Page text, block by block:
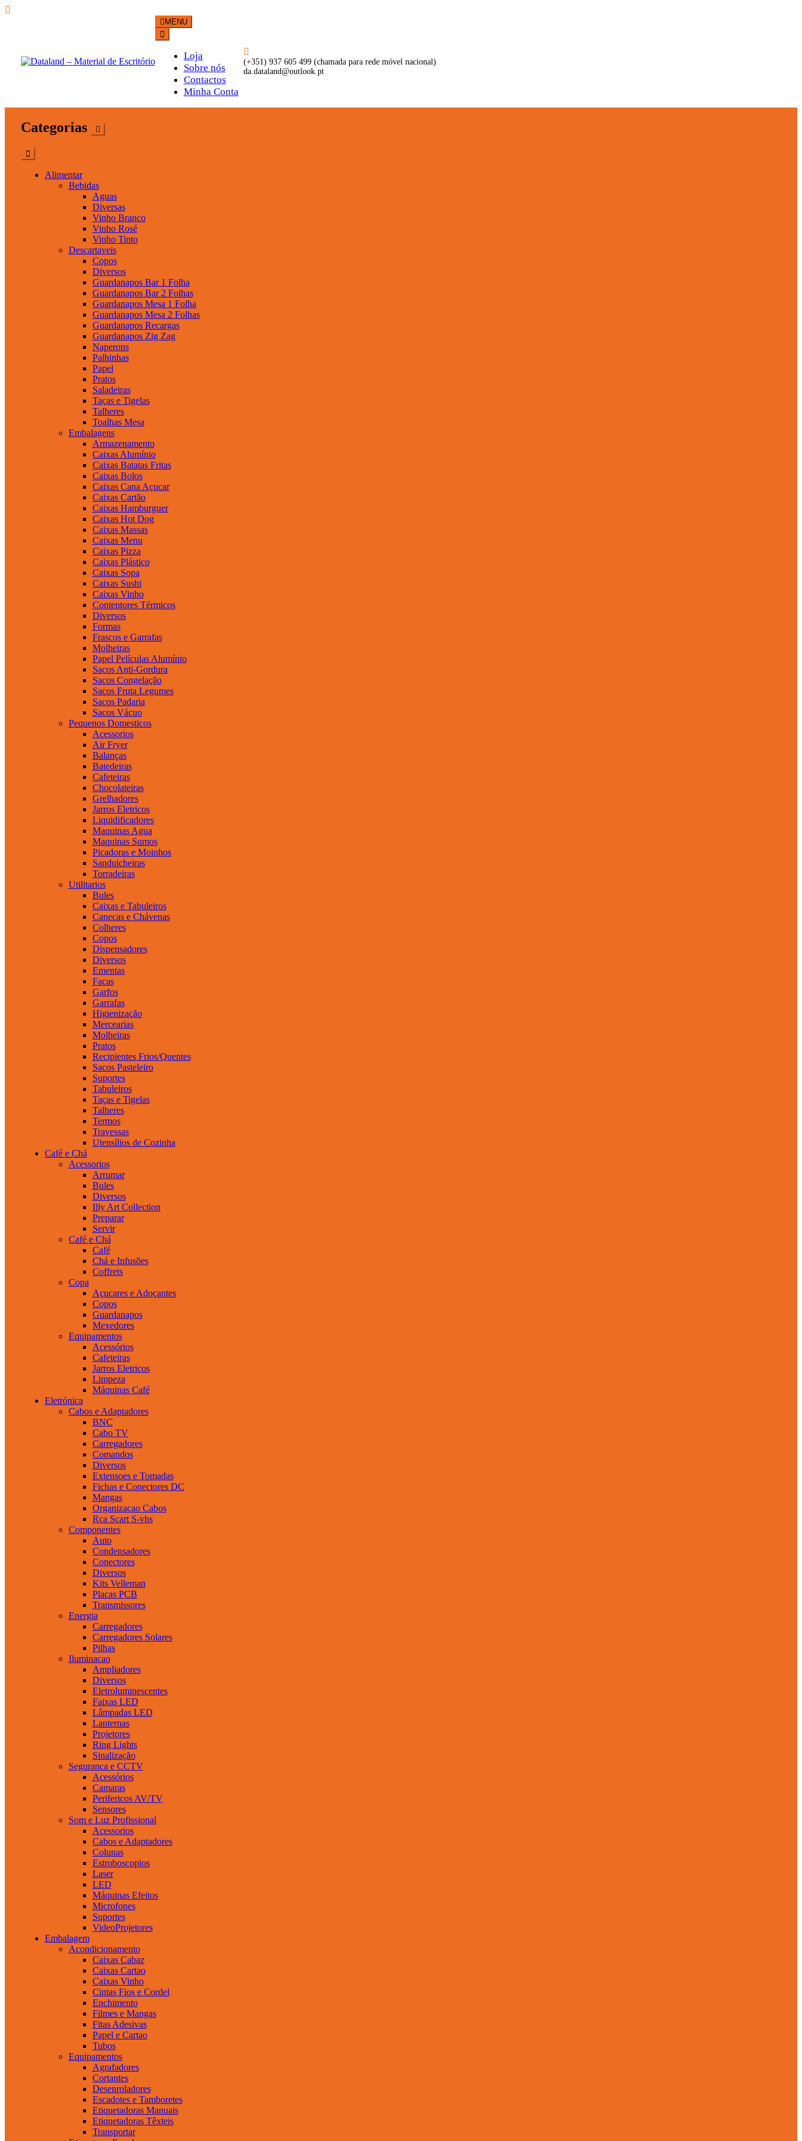
Dataland – Material de Escritório
MENU
Loja
Sobre nós
Contactos
Minha Conta
(+351) 937 605 499 (chamada para rede móvel nacional)
da.dataland@outlook.pt
Categorias
Alimentar
Bebidas
Aguas
Diversas
Vinho Branco
Vinho Rosé
Vinho Tinto
Descartaveis
Copos
Diversos
Guardanapos Bar 1 Folha
Guardanapos Bar 2 Folhas
Guardanapos Mesa 1 Folha
Guardanapos Mesa 2 Folhas
Guardanapos Recargas
Guardanapos Zig Zag
Naperons
Palhinhas
Papel
Pratos
Saladeiras
Taças e Tigelas
Talheres
Toalhas Mesa
Embalagens
Armazenamento
Caixas Alumínio
Caixas Batatas Fritas
Caixas Bolos
Caixas Cana Açucar
Caixas Cartão
Caixas Hamburguer
Caixas Hot Dog
Caixas Massas
Caixas Menu
Caixas Pizza
Caixas Plástico
Caixas Sopa
Caixas Sushi
Caixas Vinho
Contentores Térmicos
Diversos
Formas
Frascos e Garrafas
Molheiras
Papel Películas Alumínio
Sacos Anti-Gordura
Sacos Congelação
Sacos Fruta Legumes
Sacos Padaria
Sacos Vácuo
Pequenos Domesticos
Acessorios
Air Fryer
Balanças
Batedeiras
Cafeteiras
Chocolateiras
Grelhadores
Jarros Eletricos
Liquidificadores
Maquinas Agua
Maquinas Sumos
Picadoras e Moinhos
Sanduicheiras
Torradeiras
Utilitarios
Bules
Caixas e Tabuleiros
Canecas e Chávenas
Colheres
Copos
Dispensadores
Diversos
Ementas
Facas
Garfos
Garrafas
Higienização
Mercearias
Molheiras
Pratos
Recipientes Frios/Quentes
Sacos Pasteleiro
Suportes
Tabuleiros
Taças e Tigelas
Talheres
Termos
Travessas
Utensílios de Cozinha
Café e Chá
Acessorios
Arrumar
Bules
Diversos
Illy Art Collection
Preparar
Servir
Café e Chá
Café
Chá e Infusões
Coffrets
Copa
Açucares e Adoçantes
Copos
Guardanapos
Mexedores
Equipamentos
Acessórios
Cafeteiras
Jarros Eletricos
Limpeza
Máquinas Café
Eletrónica
Cabos e Adaptadores
BNC
Cabo TV
Carregadores
Comandos
Diversos
Extensoes e Tomadas
Fichas e Conectores DC
Mangas
Organizacao Cabos
Rca Scart S-vhs
Componentes
Auto
Condensadores
Conectores
Diversos
Kits Velleman
Placas PCB
Transmissores
Energia
Carregadores
Carregadores Solares
Pilhas
Iluminacao
Ampliadores
Diversos
Eletroluminescentes
Faixas LED
Lâmpadas LED
Lanternas
Projetores
Ring Lights
Sinalização
Seguranca e CCTV
Acessórios
Camaras
Perifericos AV/TV
Sensores
Som e Luz Profissional
Acessorios
Cabos e Adaptadores
Colunas
Estroboscopios
Laser
LED
Máquinas Efeitos
Microfones
Suportes
VideoProjetores
Embalagem
Acondicionamento
Caixas Cabaz
Caixas Cartao
Caixas Vinho
Cintas Fios e Cordel
Enchimento
Filmes e Mangas
Fitas Adesivas
Papel e Cartao
Tubos
Equipamentos
Agrafadores
Cortantes
Desenroladores
Escadotes e Tamboretes
Etiquetadoras Manuais
Etiquetadoras Têxteis
Transportar